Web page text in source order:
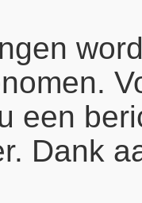
een
Dank